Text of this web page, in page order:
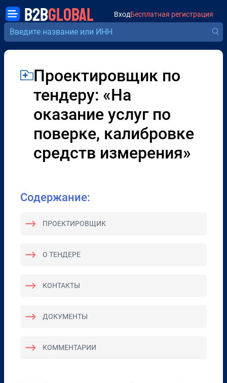
B2BGLOBAL ВходБесплатная регистрация
Проектировщик по
тендеру: «На
оказание услуг по
поверке, калибровке
средств измерения»
Содержание:
ПРОЕКТИРОВЩИК
О ТЕНДЕРЕ
КОНТАКТЫ
ДОКУМЕНТЫ
КОММЕНТАРИИ